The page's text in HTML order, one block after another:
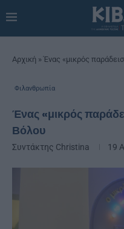
Αρχική »Ένας «μικρός
Φιλανθρωπία
Ένας «μικρός
Βόλου
Συντάκτης Christina 19